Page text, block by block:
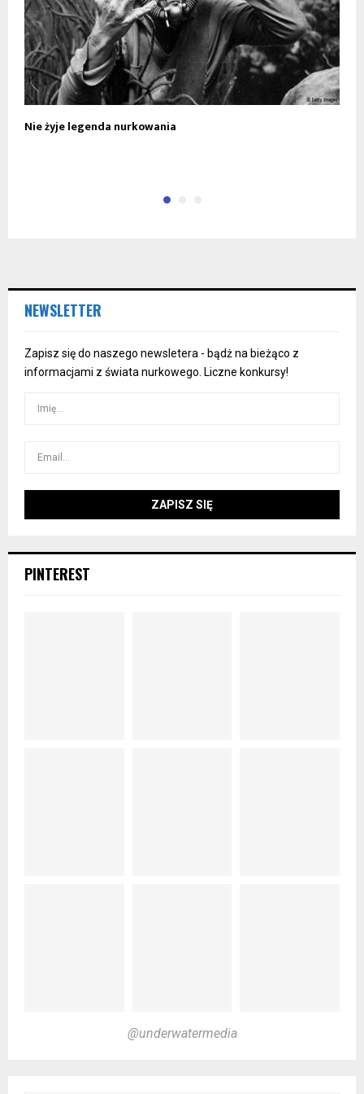
Nie żyje legenda nurkowania
NEWSLETTER
Zapisz się do naszego newsletera - bądż na bieżąco z
informacjami z świata nurkowego. Liczne konkursy!
PINTEREST
@underwatermedia